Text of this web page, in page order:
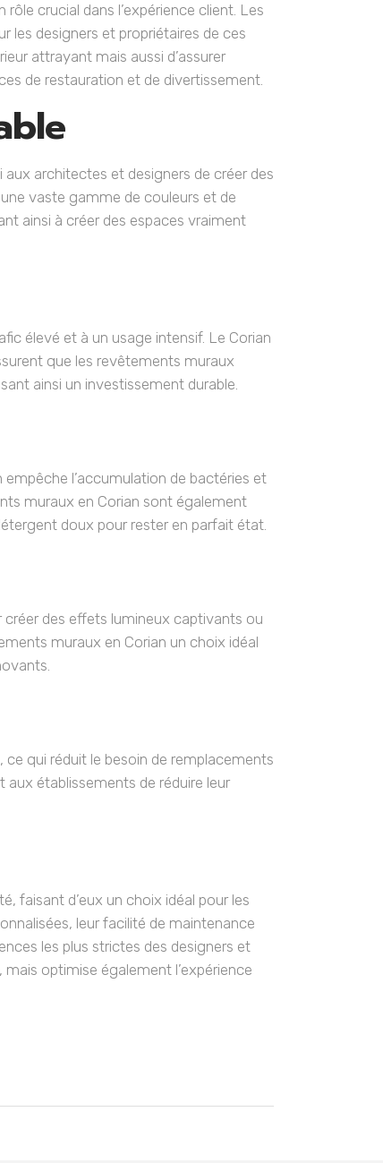
crucial dans l’expérience client. Les
les designers et propriétaires de ces
attrayant mais aussi d’assurer
de restauration et de divertissement.
architectes et designers de créer des
vaste gamme de couleurs et de
ainsi à créer des espaces vraiment
élevé et à un usage intensif. Le Corian
que les revêtements muraux
ainsi un investissement durable.
l’accumulation de bactéries et
muraux en Corian sont également
doux pour rester en parfait état.
créer des effets lumineux captivants ou
muraux en Corian un choix idéal
qui réduit le besoin de remplacements
établissements de réduire leur
faisant d’eux un choix idéal pour les
leur facilité de maintenance
les plus strictes des designers et
optimise également l’expérience